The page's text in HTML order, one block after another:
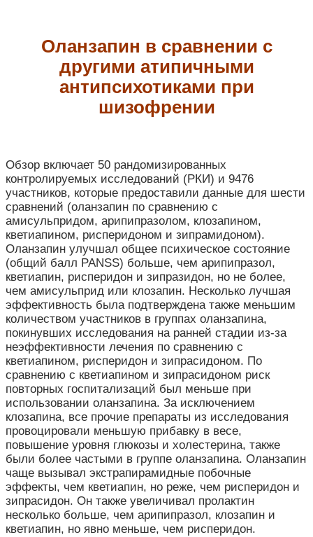
Оланзапин в сравнении с
другими атипичными
антипсихотиками при
шизофрении
Обзор включает 50 рандомизированных
контролируемых исследований (РКИ) и 9476
участников, которые предоставили данные для шести
сравнений (оланзапин по сравнению с
амисульпридом, арипипразолом, клозапином,
кветиапином, рисперидоном и зипрамидоном).
Оланзапин улучшал общее психическое состояние
(общий балл PANSS) больше, чем арипипразол,
кветиапин, рисперидон и зипразидон, но не более,
чем амисульприд или клозапин. Несколько лучшая
эффективность была подтверждена также меньшим
количеством участников в группах оланзапина,
покинувших исследования на ранней стадии из-за
неэффективности лечения по сравнению с
кветиапином, рисперидон и зипрасидоном. По
сравнению с кветиапином и зипрасидоном риск
повторных госпитализаций был меньше при
использовании оланзапина. За исключением
клозапина, все прочие препараты из исследования
провоцировали меньшую прибавку в весе,
повышение уровня глюкозы и холестерина, также
были более частыми в группе оланзапина. Оланзапин
чаще вызывал экстрапирамидные побочные
эффекты, чем кветиапин, но реже, чем рисперидон и
зипрасидон. Он также увеличивал пролактин
несколько больше, чем арипипразол, клозапин и
кветиапин, но явно меньше, чем рисперидон.